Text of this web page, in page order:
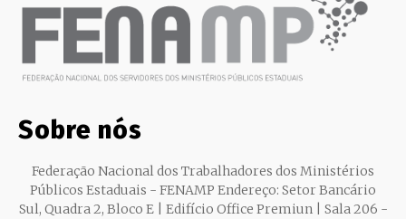
Sobre nós
Federação Nacional dos Trabalhadores dos Ministérios
Públicos Estaduais - FENAMP Endereço: Setor Bancário
Sul, Quadra 2, Bloco E | Edifício Office Premiun | Sala 206 -